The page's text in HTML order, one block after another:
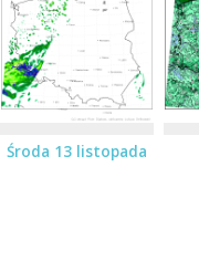
Środa 13 listopada